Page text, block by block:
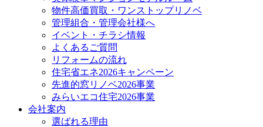
物件高価買取・ワンストップリノベ
管理組合・管理会社様へ
イベント・チラシ情報
よくあるご質問
リフォームの流れ
住宅省エネ2026キャンペーン
先進的窓リノベ2026事業
みらいエコ住宅2026事業
会社案内
選ばれる理由